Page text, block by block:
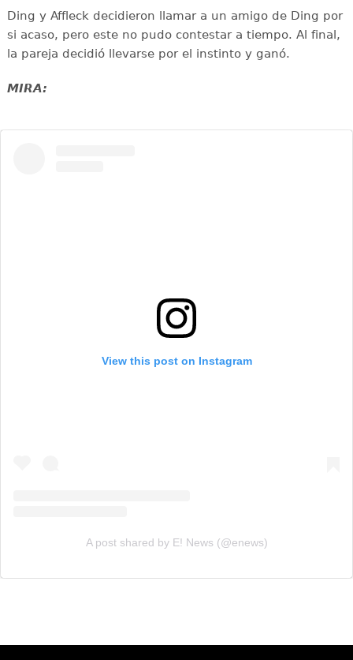
Ding y Affleck decidieron llamar a un amigo de Ding por
si acaso, pero este no pudo contestar a tiempo. Al final,
la pareja decidió llevarse por el instinto y ganó.
MIRA:
View this post on Instagram
A post shared by E! News (@enews)